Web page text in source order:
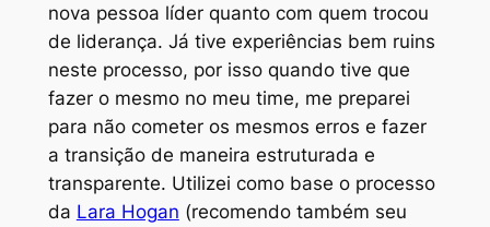
nova pessoa líder quanto com quem trocou
de liderança. Já tive experiências bem ruins
neste processo, por isso quando tive que
fazer o mesmo no meu time, me preparei
para não cometer os mesmos erros e fazer
a transição de maneira estruturada e
transparente. Utilizei como base o processo
da Lara Hogan (recomendo também seu